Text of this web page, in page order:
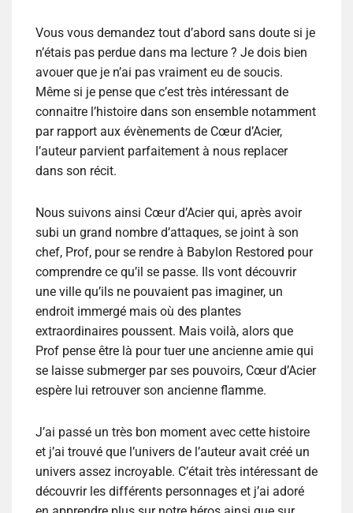
Vous vous demandez tout d’abord sans doute si je
n’étais pas perdue dans ma lecture ? Je dois bien
avouer que je n’ai pas vraiment eu de soucis.
Même si je pense que c’est très intéressant de
connaitre l’histoire dans son ensemble notamment
par rapport aux évènements de Cœur d’Acier,
l’auteur parvient parfaitement à nous replacer
dans son récit.
Nous suivons ainsi Cœur d’Acier qui, après avoir
subi un grand nombre d’attaques, se joint à son
chef, Prof, pour se rendre à Babylon Restored pour
comprendre ce qu’il se passe. Ils vont découvrir
une ville qu’ils ne pouvaient pas imaginer, un
endroit immergé mais où des plantes
extraordinaires poussent. Mais voilà, alors que
Prof pense être là pour tuer une ancienne amie qui
se laisse submerger par ses pouvoirs, Cœur d’Acier
espère lui retrouver son ancienne flamme.
J’ai passé un très bon moment avec cette histoire
et j’ai trouvé que l’univers de l’auteur avait créé un
univers assez incroyable. C’était très intéressant de
découvrir les différents personnages et j’ai adoré